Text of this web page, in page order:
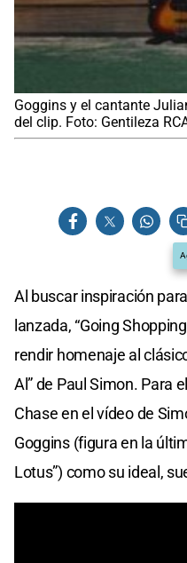
Goggins y el cantante
del clip. Foto: Gentileza
Al buscar inspiración
lanzada, “Going
rendir homenaje al
Al” de Paul Simon. Para
Chase en el vídeo de
Goggins (figura en la
Lotus”) como su ideal,